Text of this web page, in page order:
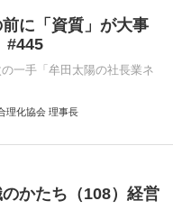
に「資質」が大事
#445
一手「牟田太陽の社長業ネ
理化協会 理事長
かたち（108）経営